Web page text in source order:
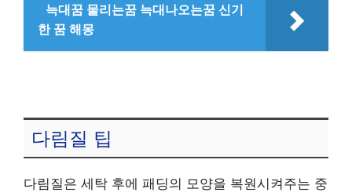
늑대꿈 물리는꿈 늑대나오는꿈 신기
한 꿈 해몽
다림질 팁
다림질은 세탁 후에 패딩의 모양을 복원시켜주는 중